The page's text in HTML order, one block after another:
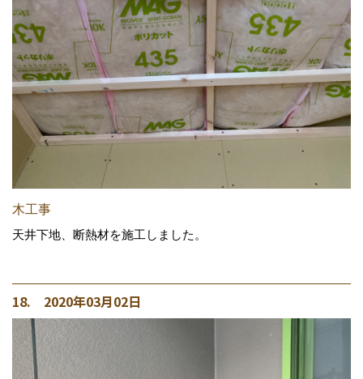
木工事
天井下地、断熱材を施工しました。
18. 2020年03月02日